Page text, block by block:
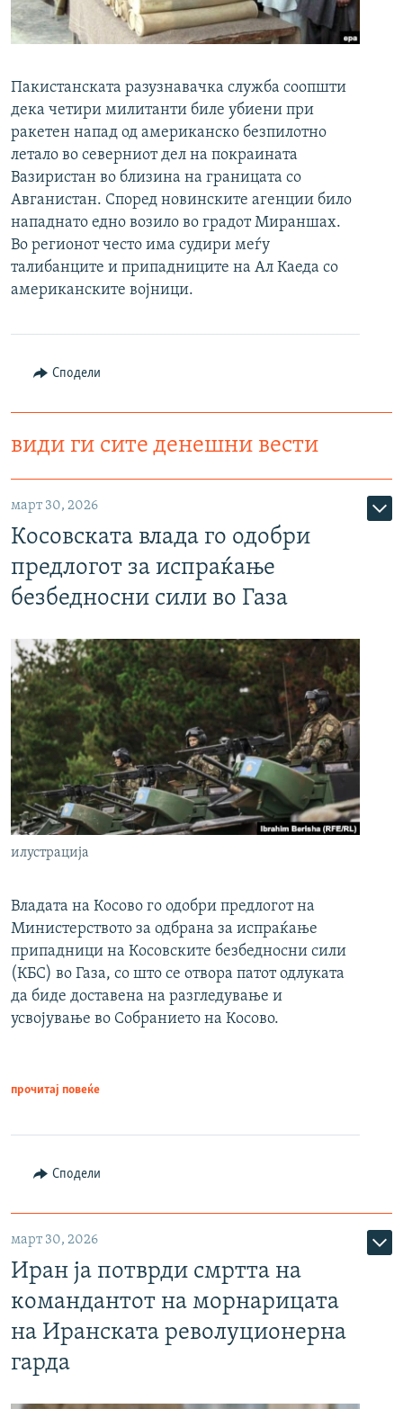
РСЕ веб страници
Пакистанската разузнавачка служба соопшти
дека четири милитанти биле убиени при
ракетен напад од американско безпилотно
летало во северниот дел на покраината
Вазиристан во близина на границата со
Авганистан. Според новинските агенции било
нападнато едно возило во градот Мираншах.
Во регионот често има судири меѓу
талибанците и припадниците на Ал Каеда со
американските војници.
Сподели
види ги сите денешни вести
март 30, 2026
Косовската влада го одобри
предлогот за испраќање
безбедносни сили во Газа
илустрација
Владата на Косово го одобри предлогот на
Министерството за одбрана за испраќање
припадници на Косовските безбедносни сили
(КБС) во Газа, со што се отвора патот одлуката
да биде доставена на разгледување и
усвојување во Собранието на Косово.
прочитај повеќе
Сподели
март 30, 2026
Иран ја потврди смртта на
командантот на морнарицата
на Иранската револуционерна
гарда